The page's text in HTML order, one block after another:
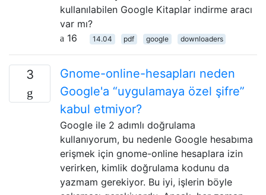
kullanılabilen Google Kitaplar indirme aracı
var mı?
16
14.04 pdf google downloaders
3
Gnome-online-hesapları neden
Google'a “uygulamaya özel şifre”
kabul etmiyor?
Google ile 2 adımlı doğrulama
kullanıyorum, bu nedenle Google hesabıma
erişmek için gnome-online hesaplara izin
verirken, kimlik doğrulama kodunu da
yazmam gerekiyor. Bu iyi, işlerin böyle